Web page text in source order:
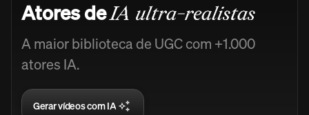
Atores deIA ultra-realistas
A maior biblioteca de UGC com +1.000
atores IA.
Gerar vídeos com IA